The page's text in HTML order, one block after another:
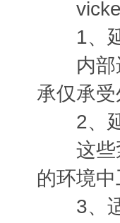
1、延
内部进
承仅承
2、延
这些泵
的环境
3、适